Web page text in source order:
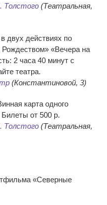
Толстого (Театральная,
двух действиях по
Рождеством» «Вечера на
2 часа 40 минут с
театра.
(Константиновой, 3)
карта одного
от 500 р.
Толстого (Театральная,
«Северные